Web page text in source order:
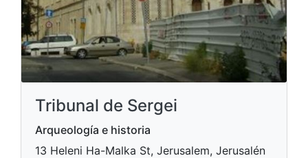
Tribunal de Sergei
Arqueología e historia
13 Heleni Ha-Malka St, Jerusalem, Jerusalén